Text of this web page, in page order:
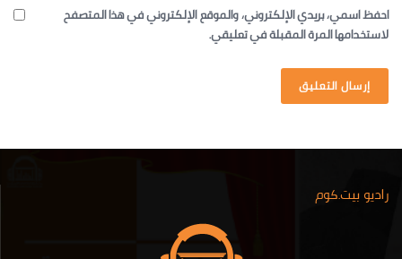
احفظ اسمي، بريدي الإلكتروني، والموقع الإلكتروني في هذا المتصفح
لاستخدامها المرة المقبلة في تعليقي.
راديو بيت.كوم